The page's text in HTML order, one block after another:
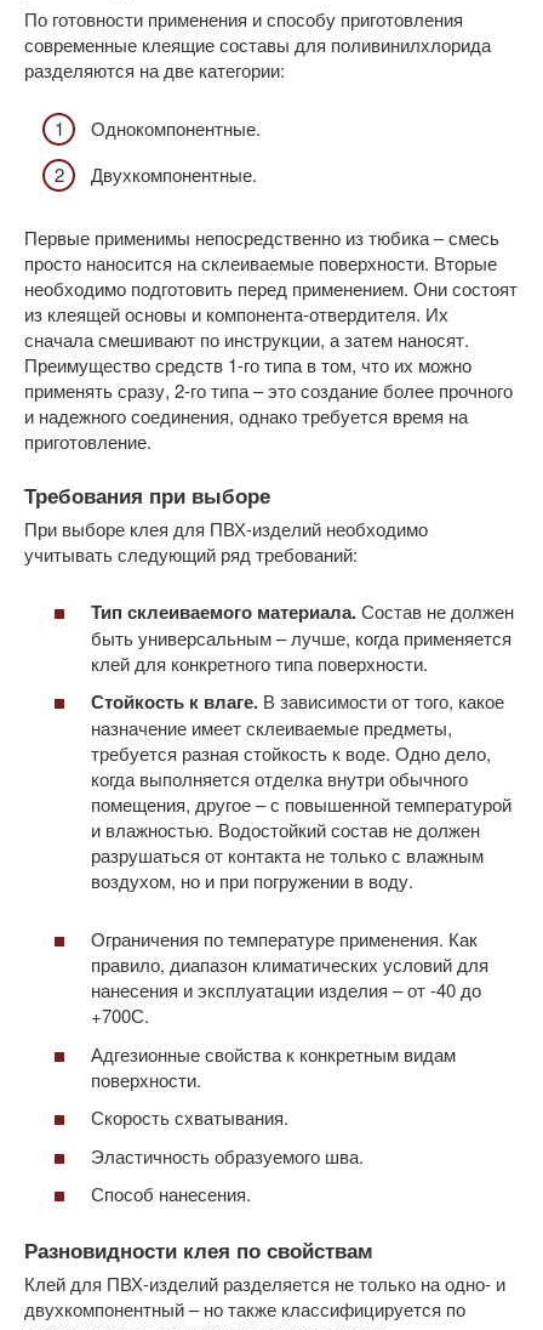
По готовности применения и способу приготовления
современные клеящие составы для поливинилхлорида
разделяются на две категории:
Однокомпонентные.
Двухкомпонентные.
Первые применимы непосредственно из тюбика – смесь
просто наносится на склеиваемые поверхности. Вторые
необходимо подготовить перед применением. Они состоят
из клеящей основы и компонента-отвердителя. Их
сначала смешивают по инструкции, а затем наносят.
Преимущество средств 1-го типа в том, что их можно
применять сразу, 2-го типа – это создание более прочного
и надежного соединения, однако требуется время на
приготовление.
Требования при выборе
При выборе клея для ПВХ-изделий необходимо
учитывать следующий ряд требований:
Тип склеиваемого материала.Состав не должен
быть универсальным – лучше, когда применяется
клей для конкретного типа поверхности.
Стойкость к влаге. В зависимости от того, какое
назначение имеет склеиваемые предметы,
требуется разная стойкость к воде. Одно дело,
когда выполняется отделка внутри обычного
помещения, другое – с повышенной температурой
и влажностью. Водостойкий состав не должен
разрушаться от контакта не только с влажным
воздухом, но и при погружении в воду.
Ограничения по температуре применения. Как
правило, диапазон климатических условий для
нанесения и эксплуатации изделия – от -40 до
+700С.
Адгезионные свойства к конкретным видам
поверхности.
Скорость схватывания.
Эластичность образуемого шва.
Способ нанесения.
Разновидности клея по свойствам
Клей для ПВХ-изделий разделяется не только на одно- и
двухкомпонентный – но также классифицируется по